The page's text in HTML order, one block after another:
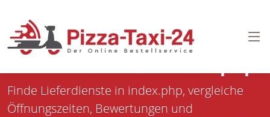
Finde Lieferdienste in index.php, vergleiche
Öffnungszeiten, Bewertungen und